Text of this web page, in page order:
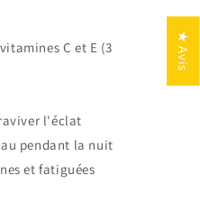
C et E (3
l'éclat
pendant la nuit
et fatiguées
★ Avis